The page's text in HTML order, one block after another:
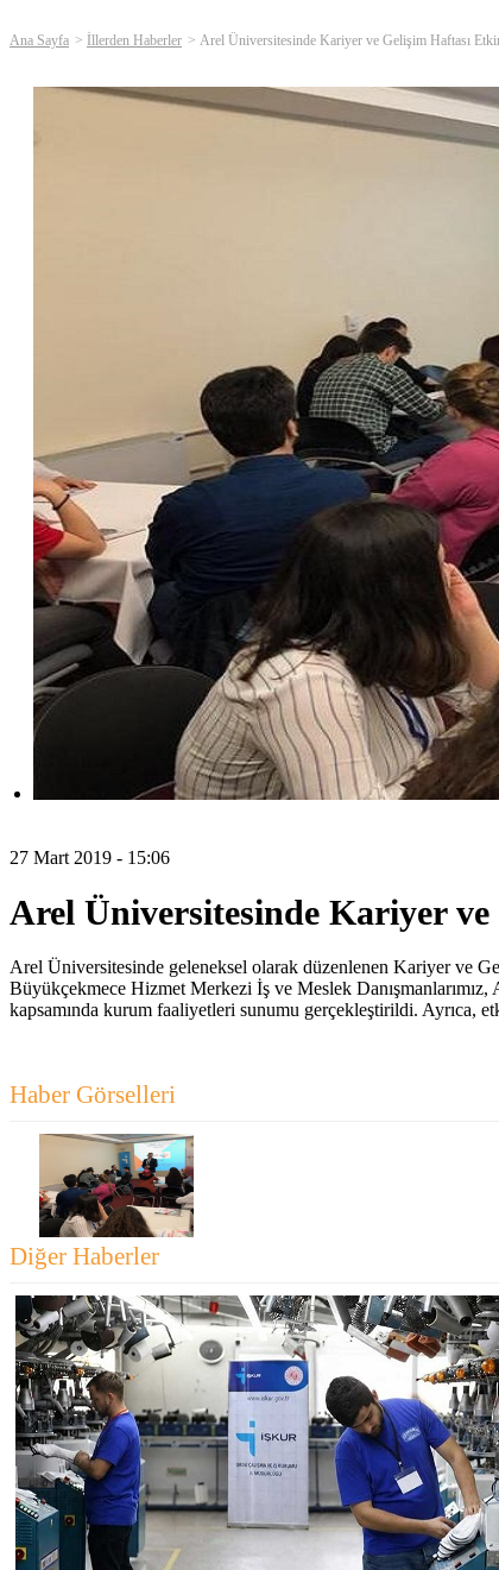
Ana Sayfa İllerden Haberler Arel Üniversitesinde Kariyer ve Gelişim Haftası
27 Mart 2019 - 15:06
Arel Üniversitesinde Kariyer
Arel Üniversitesinde geleneksel olarak düzenlenen Kariyer ve
Büyükçekmece Hizmet Merkezi İş ve Meslek
kapsamında kurum faaliyetleri sunumu gerçekleştirildi. Ayrıca,
Haber Görselleri
Diğer Haberler